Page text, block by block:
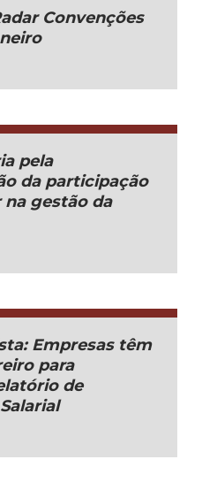
Convenções
pela
da participação
gestão da
Empresas têm
para
de